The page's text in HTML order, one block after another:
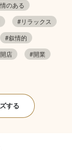
のある
#リラックス
#叙情的
店
#開業
する